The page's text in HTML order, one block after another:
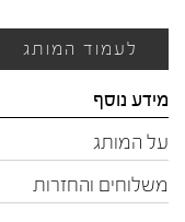
לעמוד המותג
מידע נוסף
על המותג
משלוחים והחזרות